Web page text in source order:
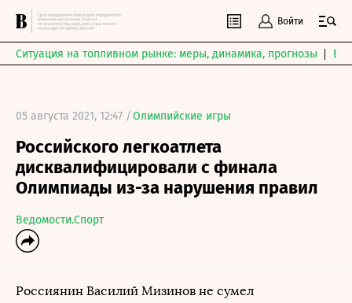
Войти
Ситуация на топливном рынке: меры, динамика, прогнозы
05 августа 2021, 12:47 /Олимпийские игры
Российского легкоатлета
дисквалифицировали с финала
Олимпиады из-за нарушения правил
Ведомости.Спорт
Россиянин Василий Мизинов не сумел